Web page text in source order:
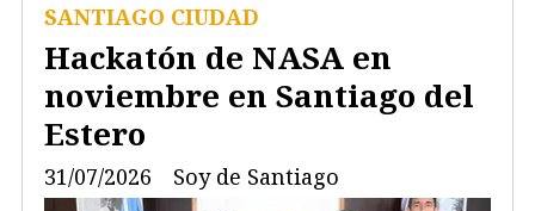
Hackatón de NASA en
noviembre en Santiago del
Estero
Soy de Santiago
SANTIAGO CIUDAD
31/07/2026